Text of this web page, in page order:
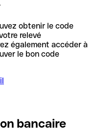
obtenir le code
relevé
également accéder à
le bon code
bancaire